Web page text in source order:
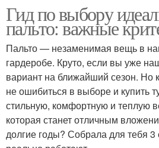
Гид по выбору
пальто: важные
Пальто — незаменимая вещь в
гардеробе. Круто, если вы уже
вариант на ближайший сезон. Но
не ошибиться в выборе и купить
стильную, комфортную и теплую
которая станет отличным
долгие годы? Собрала для тебя 3